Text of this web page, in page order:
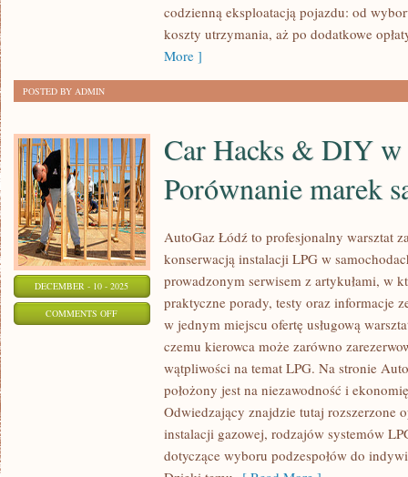
codzienną eksploatacją pojazdu: od
koszty utrzymania, aż po dodatkowe
More ]
POSTED BY ADMIN
DECEMBER - 10 - 2025
COMMENTS OFFON
Car Hacks & DIY w
Porównanie marek
AutoGaz Łódź to profesjonalny warsztat
konserwacją instalacji LPG w
prowadzonym serwisem z artykułami, w
praktyczne porady, testy oraz informacje
w jednym miejscu ofertę usługową
czemu kierowca może zarówno
wątpliwości na temat LPG. Na stronie
położony jest na niezawodność i
Odwiedzający znajdzie tutaj rozszerzone
instalacji gazowej, rodzajów systemów
dotyczące wyboru podzespołów do